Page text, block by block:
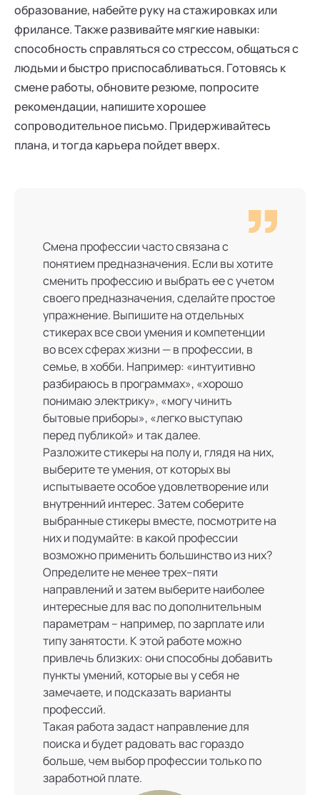
образование, набейте руку на стажировках или
фрилансе. Также развивайте мягкие навыки:
способность справляться со стрессом, общаться с
людьми и быстро приспосабливаться. Готовясь к
смене работы, обновите резюме, попросите
рекомендации, напишите хорошее
сопроводительное письмо. Придерживайтесь
плана, и тогда карьера пойдет вверх.
Смена профессии часто связана с
понятием предназначения. Если вы хотите
сменить профессию и выбрать ее с учетом
своего предназначения, сделайте простое
упражнение. Выпишите на отдельных
стикерах все свои умения и компетенции
во всех сферах жизни — в профессии, в
семье, в хобби. Например: «интуитивно
разбираюсь в программах», «хорошо
понимаю электрику», «могу чинить
бытовые приборы», «легко выступаю
перед публикой» и так далее.
Разложите стикеры на полу и, глядя на них,
выберите те умения, от которых вы
испытываете особое удовлетворение или
внутренний интерес. Затем соберите
выбранные стикеры вместе, посмотрите на
них и подумайте: в какой профессии
возможно применить большинство из них?
Определите не менее трех–пяти
направлений и затем выберите наиболее
интересные для вас по дополнительным
параметрам – например, по зарплате или
типу занятости. К этой работе можно
привлечь близких: они способны добавить
пункты умений, которые вы у себя не
замечаете, и подсказать варианты
профессий.
Такая работа задаст направление для
поиска и будет радовать вас гораздо
больше, чем выбор профессии только по
заработной плате.